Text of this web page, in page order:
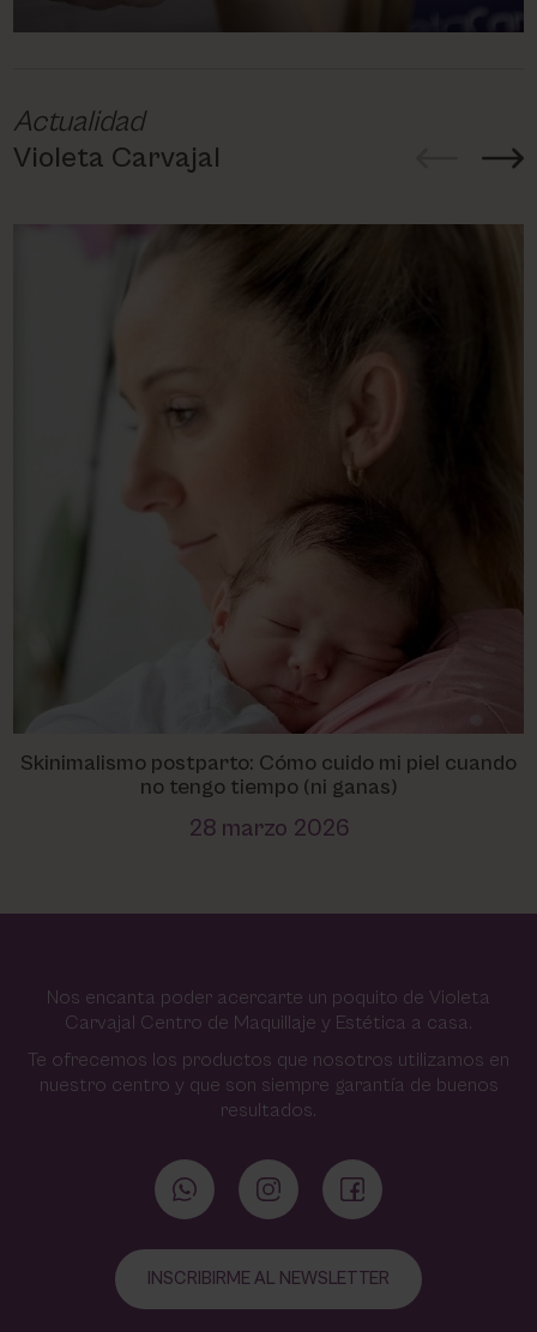
Actualidad
Violeta Carvajal
Skinimalismo postparto: Cómo cuido mi piel cuando
no tengo tiempo (ni ganas)
28 marzo 2026
Nos encanta poder acercarte un poquito de Violeta
Carvajal Centro de Maquillaje y Estética a casa.
Te ofrecemos los productos que nosotros utilizamos en
nuestro centro y que son siempre garantía de buenos
resultados.
INSCRIBIRME AL NEWSLETTER